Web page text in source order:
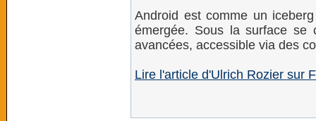
Android est comme un
émergée. Sous la surface se
avancées, accessible via des
Lire l'article d'Ulrich Rozier sur